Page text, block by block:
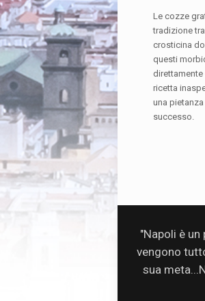
Le cozze
tradizione
crosticina
questi
ricetta
una
successo.
"Napoli è
vengono
sua